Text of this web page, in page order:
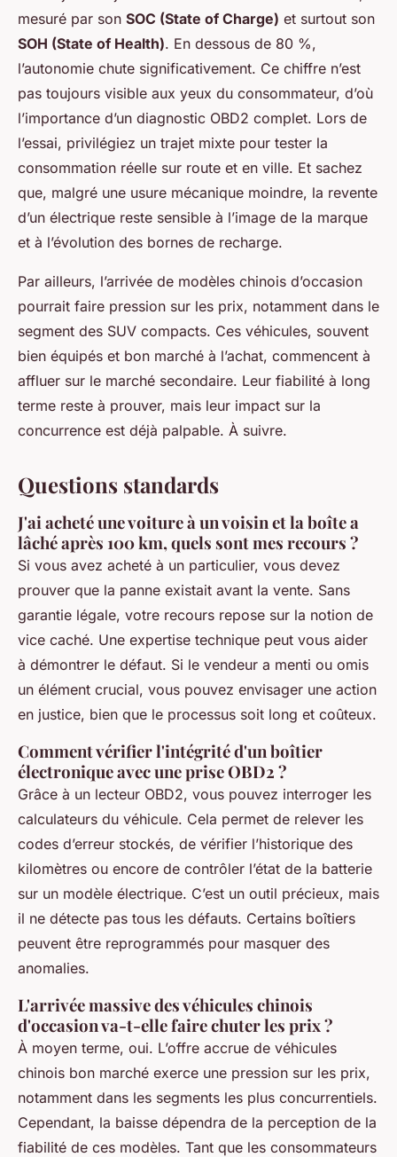
mesuré par son SOC (State of Charge) et surtout son
SOH (State of Health). En dessous de 80 %,
l’autonomie chute significativement. Ce chiffre n’est
pas toujours visible aux yeux du consommateur, d’où
l’importance d’un diagnostic OBD2 complet. Lors de
l’essai, privilégiez un trajet mixte pour tester la
consommation réelle sur route et en ville. Et sachez
que, malgré une usure mécanique moindre, la revente
d’un électrique reste sensible à l’image de la marque
et à l’évolution des bornes de recharge.
Par ailleurs, l’arrivée de modèles chinois d’occasion
pourrait faire pression sur les prix, notamment dans le
segment des SUV compacts. Ces véhicules, souvent
bien équipés et bon marché à l’achat, commencent à
affluer sur le marché secondaire. Leur fiabilité à long
terme reste à prouver, mais leur impact sur la
concurrence est déjà palpable. À suivre.
Questions standards
J'ai acheté une voiture à un voisin et la boîte a
lâché après 100 km, quels sont mes recours ?
Si vous avez acheté à un particulier, vous devez
prouver que la panne existait avant la vente. Sans
garantie légale, votre recours repose sur la notion de
vice caché. Une expertise technique peut vous aider
à démontrer le défaut. Si le vendeur a menti ou omis
un élément crucial, vous pouvez envisager une action
en justice, bien que le processus soit long et coûteux.
Comment vérifier l'intégrité d'un boîtier
électronique avec une prise OBD2 ?
Grâce à un lecteur OBD2, vous pouvez interroger les
calculateurs du véhicule. Cela permet de relever les
codes d’erreur stockés, de vérifier l’historique des
kilomètres ou encore de contrôler l’état de la batterie
sur un modèle électrique. C’est un outil précieux, mais
il ne détecte pas tous les défauts. Certains boîtiers
peuvent être reprogrammés pour masquer des
anomalies.
L'arrivée massive des véhicules chinois
d'occasion va-t-elle faire chuter les prix ?
À moyen terme, oui. L’offre accrue de véhicules
chinois bon marché exerce une pression sur les prix,
notamment dans les segments les plus concurrentiels.
Cependant, la baisse dépendra de la perception de la
fiabilité de ces modèles. Tant que les consommateurs